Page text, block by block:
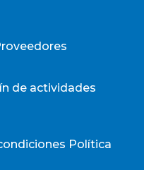
de actividades
Política